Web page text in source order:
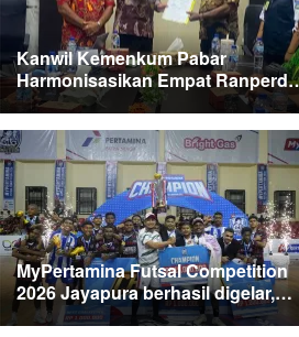
Kanwil Kemenkum Pabar
Harmonisasikan Empat Ranperda
Kabupaten Teluk Wondama
MyPertamina Futsal Competition
2026 Jayapura berhasil digelar,
dorong talenta muda berprestasi